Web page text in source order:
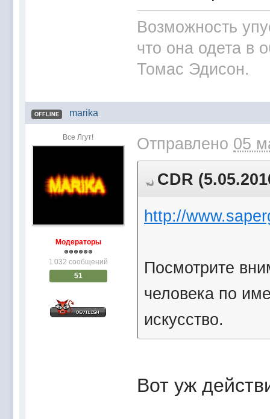
Возможность
что она одета в
Томас Эдисон.
OFFLINE marika
Все Лгут!
Модераторы
1 032 сообщений
51
Отправлено 05
CDR
http://
Посмотрите
человека по
искусство.
Вот уж